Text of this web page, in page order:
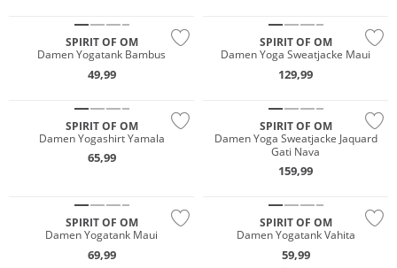
SPIRIT OF OM
Damen Yogatank Bambus
49,99
SPIRIT OF OM
Damen Yoga Sweatjacke Maui
129,99
SPIRIT OF OM
Damen Yogashirt Yamala
65,99
SPIRIT OF OM
Damen Yoga Sweatjacke Jaquard
Gati Nava
159,99
SPIRIT OF OM
Damen Yogatank Maui
69,99
SPIRIT OF OM
Damen Yogatank Vahita
59,99